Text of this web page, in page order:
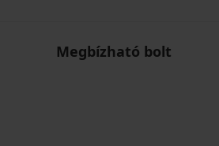
Megbízható bolt